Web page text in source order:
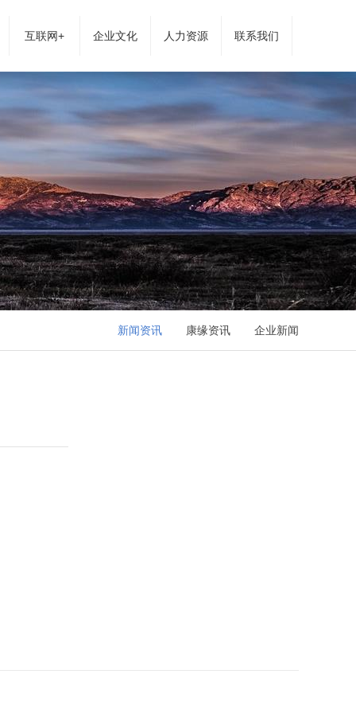
互联网+ 企业文化 人力资源 联系我们
新闻资讯 康缘资讯 企业新闻